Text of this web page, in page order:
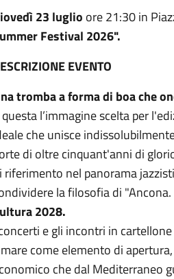
23 luglio ore 21:30 in
Festival 2026".
EVENTO
tromba a forma di boa che
questa l’immagine scelta per
che unisce
di oltre cinquant'anni di
riferimento nel panorama
la filosofia di
2028.
e gli incontri in
come elemento di
che dal Mediterraneo